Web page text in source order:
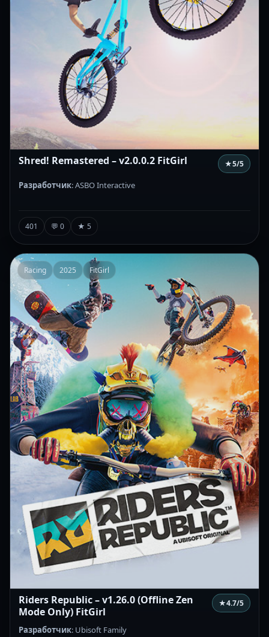
Shred! Remastered – v2.0.0.2 FitGirl ★5/5
Разработчик: ASBO Interactive
401 💬 0 ★ 5
Racing 2025 FitGirl
Riders Republic – v1.26.0 (Offline Zen
Mode Only) FitGirl
★4.7/5
Разработчик: Ubisoft Family